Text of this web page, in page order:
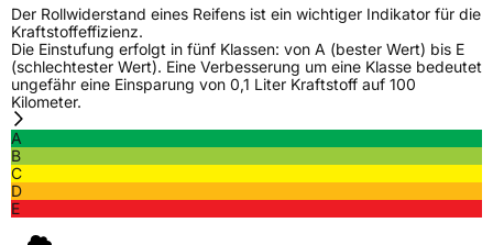
ModellnameFunrun FSR 802
FahrzeugartPKW & SUV
Weitere Eigenschaften
SchlauchtypTL
ZustandNeureifen
Der Rollwiderstand eines Reifens ist ein wichtiger Indikator für die
Kraftstoffeffizienz.
Die Einstufung erfolgt in fünf Klassen: von A (bester Wert) bis E
(schlechtester Wert). Eine Verbesserung um eine Klasse bedeutet
ungefähr eine Einsparung von 0,1 Liter Kraftstoff auf 100
Kilometer.
A
B
C
D
E